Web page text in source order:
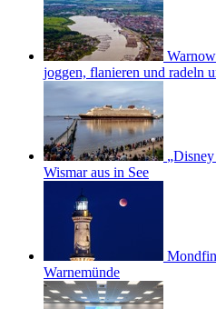
joggen, flanieren und radeln
Wismar aus in See
Warnemünde